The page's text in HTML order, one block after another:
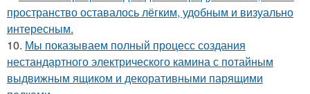
пространство оставалось лёгким, удобным и визуально
интересным.
10. Мы показываем полный процесс создания
нестандартного электрического камина с потайным
выдвижным ящиком и декоративными парящими